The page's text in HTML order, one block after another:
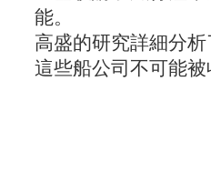
能。
高盛的研究詳細分
這些船公司不可能